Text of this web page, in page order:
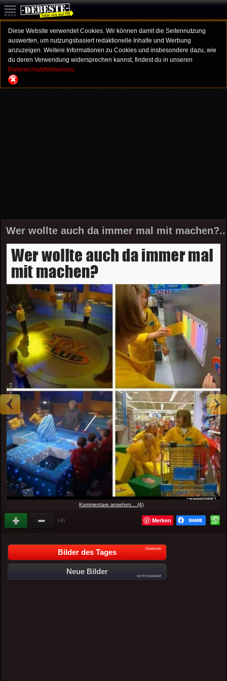
Diese Website verwendet Cookies. Wir können damit die Seitennutzung
auswerten, um nutzungsbasiert redaktionelle Inhalte und Werbung
anzuzeigen. Weitere Informationen zu Cookies und insbesondere dazu, wie
du deren Verwendung widersprechen kannst, findest du in unseren
Datenschutzhinweisen.
Wer wollte auch da immer mal mit machen?..
Kommentare ansehen... (4)
(-9) Merken
Bilder des Tages Startseite
Neue Bilder
nicht moderiert